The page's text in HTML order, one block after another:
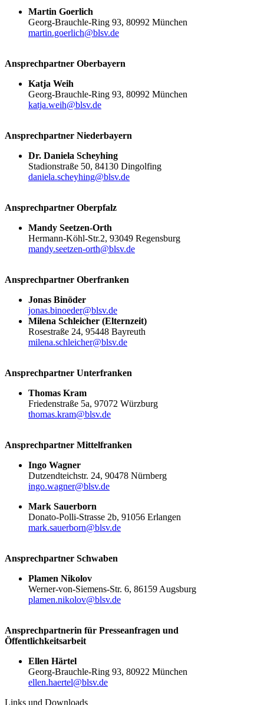
Martin Goer­lich
Georg-Brauchle-Ring 93, 80992 München
martin.​goerlich@​blsv.​de
Ansprech­part­ner Oberbayern
Katja Weih
Georg-Brauchle-Ring 93, 80992 München
katja.​weih@​blsv.​de
Ansprech­part­ner Niederbayern
Dr. Daniela Scheyhing
Stadi­on­straße 50, 84130 Dingol­fing
daniela.​scheyhing@​blsv.​de
Ansprech­part­ner Oberpfalz
Mandy Seet­zen-Orth
Hermann-Köhl-Str.2, 93049 Regens­burg
mandy.​seetzen-​orth@​blsv.​de
Ansprech­part­ner Oberfranken
Jonas Binöder
jonas.​binoeder@​blsv.​de
Milena Schlei­cher (Eltern­zeit)
Rose­straße 24, 95448 Bayreuth
milena.​schleicher@​blsv.​de
Ansprech­part­ner Unterfranken
Thomas Kram
Frie­den­straße 5a, 97072 Würz­burg
thomas.​kram@​blsv.​de
Ansprech­part­ner Mittelfranken
Ingo Wagner
Dutzend­teichstr. 24, 90478 Nürn­berg
ingo.​wagner@​blsv.​de
Mark Sauer­born
Donato-Polli-Strasse 2b, 91056 Erlan­gen
mark.​sauerborn@​blsv.​de
Ansprech­part­ner Schwaben
Plamen Niko­lov
Werner-von-Siemens-Str. 6, 86159 Augs­burg
plamen.​nikolov@​blsv.​de
Ansprech­part­ne­rin für Pres­se­an­fra­gen und
Öffentlichkeitsarbeit
Ellen Härtel
Georg-Brauchle-Ring 93, 80922 München
ellen.​haertel@​blsv.​de
Links und Downloads